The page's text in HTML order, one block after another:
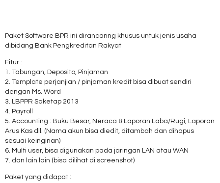
Paket Software BPR ini dirancanng khusus untuk jenis usaha
dibidang Bank Pengkreditan Rakyat
Fitur :
1. Tabungan, Deposito, Pinjaman
2. Template perjanjian / pinjaman kredit bisa dibuat sendiri
dengan Ms. Word
3. LBPPR Saketap 2013
4. Payroll
5. Accounting : Buku Besar, Neraca & Laporan Laba/Rugi, Laporan
Arus Kas dll. (Nama akun bisa diedit, ditambah dan dihapus
sesuai keinginan)
6. Multi user, bisa digunakan pada jaringan LAN atau WAN
7. dan lain lain (bisa dilihat di screenshot)
Paket yang didapat :